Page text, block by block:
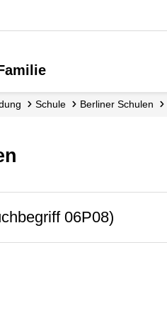
Schule Berliner Schulen
06P08)